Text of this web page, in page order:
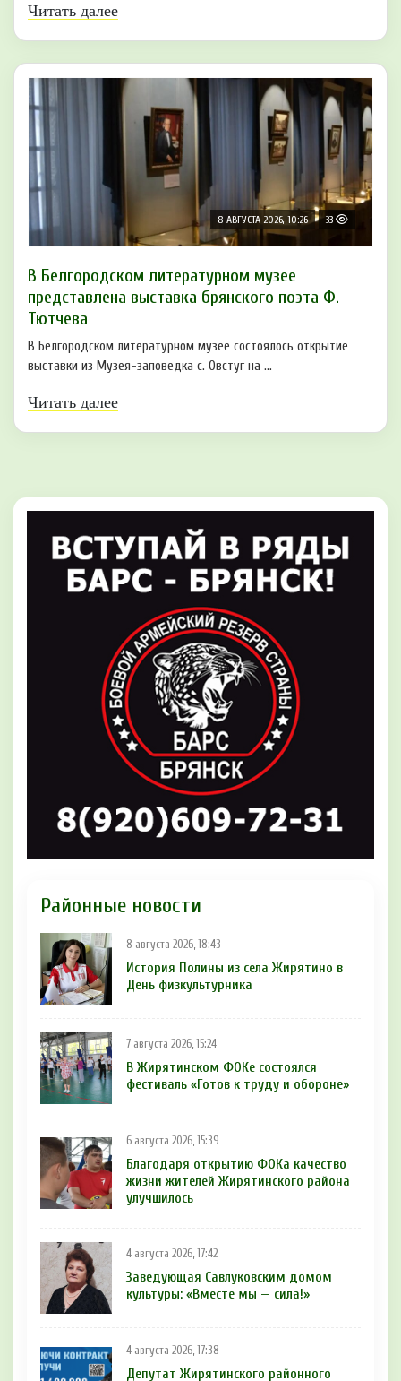
Читать далее
8 АВГУСТА 2026, 10:26 33
В Белгородском литературном музее
представлена выставка брянского поэта Ф.
Тютчева
В Белгородском литературном музее состоялось открытие
выставки из Музея-заповедка с. Овстуг на ...
Читать далее
Районные новости
8 августа 2026, 18:43
История Полины из села Жирятино в
День физкультурника
7 августа 2026, 15:24
В Жирятинском ФОКе состоялся
фестиваль «Готов к труду и обороне»
6 августа 2026, 15:39
Благодаря открытию ФОКа качество
жизни жителей Жирятинского района
улучшилось
4 августа 2026, 17:42
Заведующая Савлуковским домом
культуры: «Вместе мы — сила!»
4 августа 2026, 17:38
Депутат Жирятинского районного